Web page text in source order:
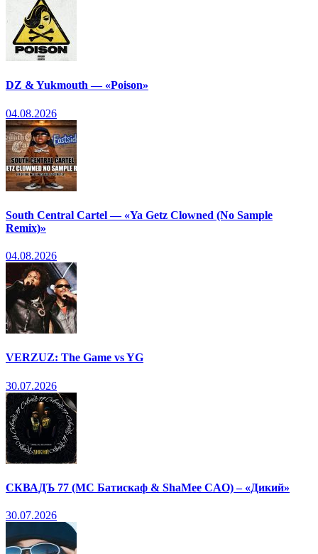
DZ & Yukmouth — «Poison»
04.08.2026
South Central Cartel — «Ya Getz Clowned (No Sample
Remix)»
04.08.2026
VERZUZ: The Game vs YG
30.07.2026
СКВАДЪ 77 (МС Батискаф & ShaMee CAO) – «Дикий»
30.07.2026